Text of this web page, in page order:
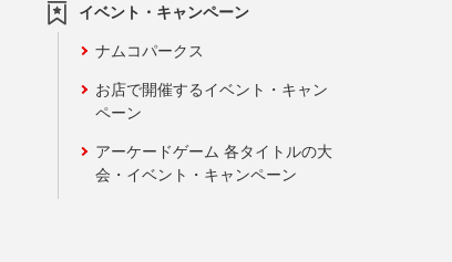
イベント・キャンペーン
ナムコパークス
お店で開催するイベント・キャン
ペーン
アーケードゲーム 各タイトルの大
会・イベント・キャンペーン